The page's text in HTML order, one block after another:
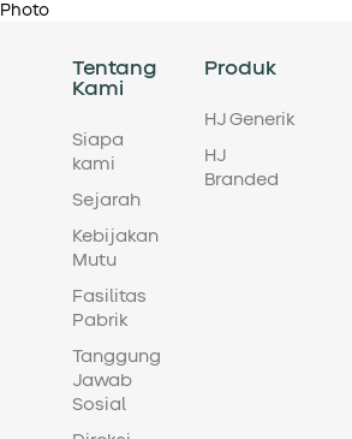
Photo
Tentang
Kami
Siapa
kami
Sejarah
Kebijakan
Mutu
Fasilitas
Pabrik
Tanggung
Jawab
Sosial
Produk
HJ Generik
HJ
Branded